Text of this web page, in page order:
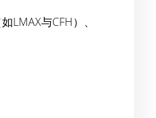
与CFH）、